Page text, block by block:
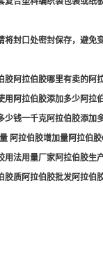
封口处密封保存，避免变
胶阿拉伯胶哪里有卖的
阿拉伯胶添加多少阿
钱一千克阿拉伯胶添
阿拉伯胶增加量阿拉伯
用法用量厂家阿拉伯胶
胶质阿拉伯胶批发阿拉